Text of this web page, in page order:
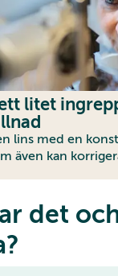
litet
lins med en
även kan
det